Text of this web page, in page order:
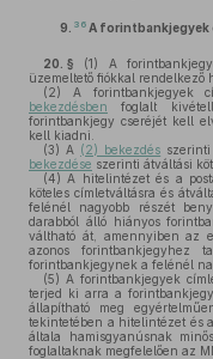
9. 36A forintbankjegyek
20. § (1)
A
üzemeltető fiókkal rendelkező
(2) A forintbankjegyek
bekezdésben foglalt
forintbankjegy cseréjét kell
kell kiadni.
(3) A (2) bekezdés
bekezdése szerinti átváltási
(4) A hitelintézet és a
köteles címletváltásra és
felénél nagyobb részét
darabból álló hiányos
váltható át, amennyiben az
azonos forintbankjegyhez
forintbankjegynek a felénél
(5) A forintbankjegyek
terjed ki arra a
állapítható meg
tekintetében a hitelintézet és
általa hamisgyanúsnak
foglaltaknak megfelelően az